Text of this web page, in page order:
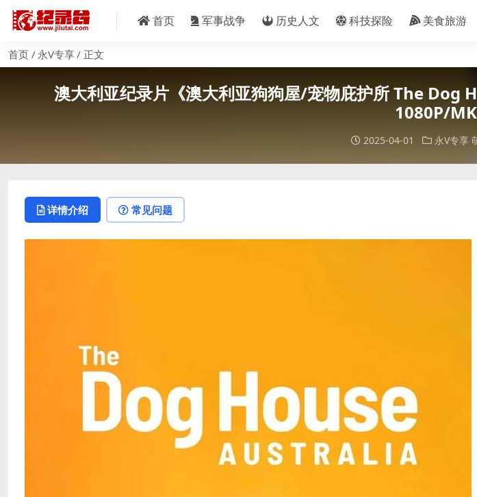
首页 军事战争 历史人文 科技探险 美食旅游
首页 永V专享 正文
澳大利亚纪录片《澳大利亚狗狗屋/宠物庇护所 The
1080P/
2025-04-01 永V专享
详情介绍 常见问题